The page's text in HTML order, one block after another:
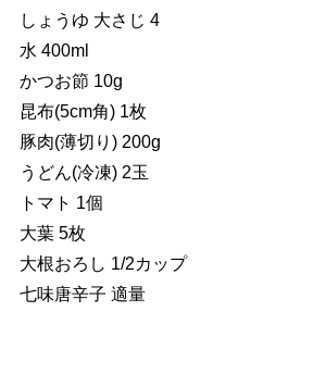
しょうゆ 大さじ 4
水 400ml
かつお節 10g
昆布(5cm角) 1枚
豚肉(薄切り) 200g
うどん(冷凍) 2玉
トマト 1個
大葉 5枚
大根おろし 1/2カップ
七味唐辛子 適量